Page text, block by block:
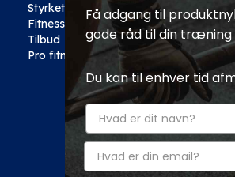
Styrketræning
Fitness
Tilbud
Pro fitnessudstyr
Få adgang til
gode råd til din træning
Du kan til enhver tid